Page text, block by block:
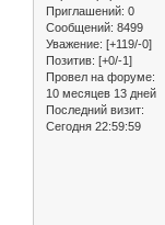
Приглашений: 0
Сообщений: 8499
Уважение: [+119/-0]
Позитив: [+0/-1]
Провел на форуме:
10 месяцев 13 дней
Последний визит:
Сегодня 22:59:59